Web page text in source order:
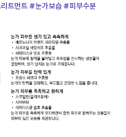
트먼트 #눈가보습 #피부수분